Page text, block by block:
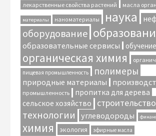
лекарственные свойства растений масла
материалы наноматериалы наука
оборудование
образовательные сервисы обучение
органическая химия
пищевая промышленность полимеры
природные материалы
промышленность
пропитка для дерева
сельское хозяйство
строительство
технологии углеводороды
химия экология эфирные масла